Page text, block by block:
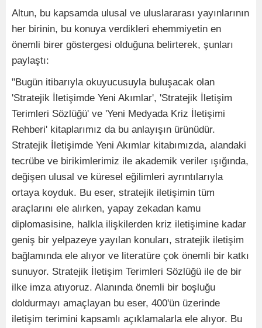
Altun, bu kapsamda ulusal ve uluslararası yayınlarının
her birinin, bu konuya verdikleri ehemmiyetin en
önemli birer göstergesi olduğuna belirterek, şunları
paylaştı:
"Bugün itibarıyla okuyucusuyla buluşacak olan
'Stratejik İletişimde Yeni Akımlar', 'Stratejik İletişim
Terimleri Sözlüğü' ve 'Yeni Medyada Kriz İletişimi
Rehberi' kitaplarımız da bu anlayışın ürünüdür.
Stratejik İletişimde Yeni Akımlar kitabımızda, alandaki
tecrübe ve birikimlerimiz ile akademik veriler ışığında,
değişen ulusal ve küresel eğilimleri ayrıntılarıyla
ortaya koyduk. Bu eser, stratejik iletişimin tüm
araçlarını ele alırken, yapay zekadan kamu
diplomasisine, halkla ilişkilerden kriz iletişimine kadar
geniş bir yelpazeye yayılan konuları, stratejik iletişim
bağlamında ele alıyor ve literatüre çok önemli bir katkı
sunuyor. Stratejik İletişim Terimleri Sözlüğü ile de bir
ilke imza atıyoruz. Alanında önemli bir boşluğu
doldurmayı amaçlayan bu eser, 400'ün üzerinde
iletişim terimini kapsamlı açıklamalarla ele alıyor. Bu